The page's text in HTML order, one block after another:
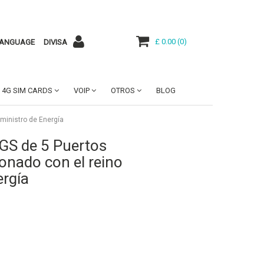
DIVISA £ 0.00 (0)
4G SIM CARDS VOIP OTROS BLOG
de Energía
de 5 Puertos
con el reino